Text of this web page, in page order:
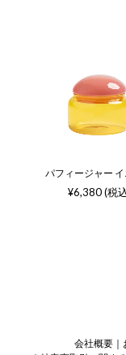
パフィージャー
¥6,380 (税
会社概要